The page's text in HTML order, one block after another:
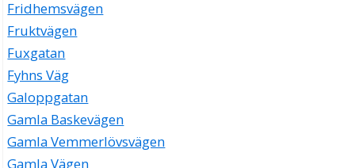
Fridhemsvägen
Fruktvägen
Fuxgatan
Fyhns Väg
Galoppgatan
Gamla Baskevägen
Gamla Vemmerlövsvägen
Gamla Vägen